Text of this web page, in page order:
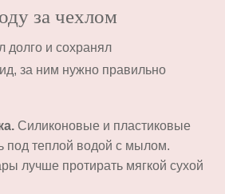
за чехлом
долго и сохранял
за ним нужно правильно
Силиконовые и пластиковые
под теплой водой с мылом.
лучше протирать мягкой сухой